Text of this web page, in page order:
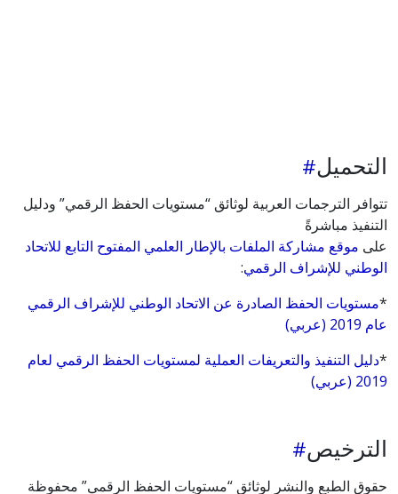
التحميل
تتوافر الترجمات العربية لوثائق “مستويات الحفظ الرقمي” ودليل
التنفيذ مباشرةً
على موقع مشاركة الملفات بالإطار العلمي المفتوح التابع للاتحاد
الوطني للإشراف الرقمي:
*مستويات الحفظ الصادرة عن الاتحاد الوطني للإشراف الرقمي
عام 2019 (عربي)
*دليل التنفيذ والتعريفات العملية لمستويات الحفظ الرقمي لعام
2019 (عربي)
الترخيص
حقوق الطبع والنشر لوثائق “مستويات الحفظ الرقمي” محفوظة